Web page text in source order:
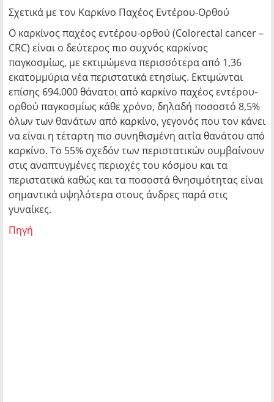
Σχετικά με τον Καρκίνο Παχέος Εντέρου-Ορθού
Ο καρκίνος παχέος εντέρου-ορθού (Colorectal cancer –
CRC) είναι ο δεύτερος πιο συχνός καρκίνος
παγκοσμίως, με εκτιμώμενα περισσότερα από 1,36
εκατομμύρια νέα περιστατικά ετησίως. Εκτιμώνται
επίσης 694.000 θάνατοι από καρκίνο παχέος εντέρου-
ορθού παγκοσμίως κάθε χρόνο, δηλαδή ποσοστό 8,5%
όλων των θανάτων από καρκίνο, γεγονός που τον κάνει
να είναι η τέταρτη πιο συνηθισμένη αιτία θανάτου από
καρκίνο. Το 55% σχεδόν των περιστατικών συμβαίνουν
στις αναπτυγμένες περιοχές του κόσμου και τα
περιστατικά καθώς και τα ποσοστά θνησιμότητας είναι
σημαντικά υψηλότερα στους άνδρες παρά στις
γυναίκες.
Πηγή